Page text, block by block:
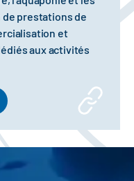
prestations de
et
aux activités